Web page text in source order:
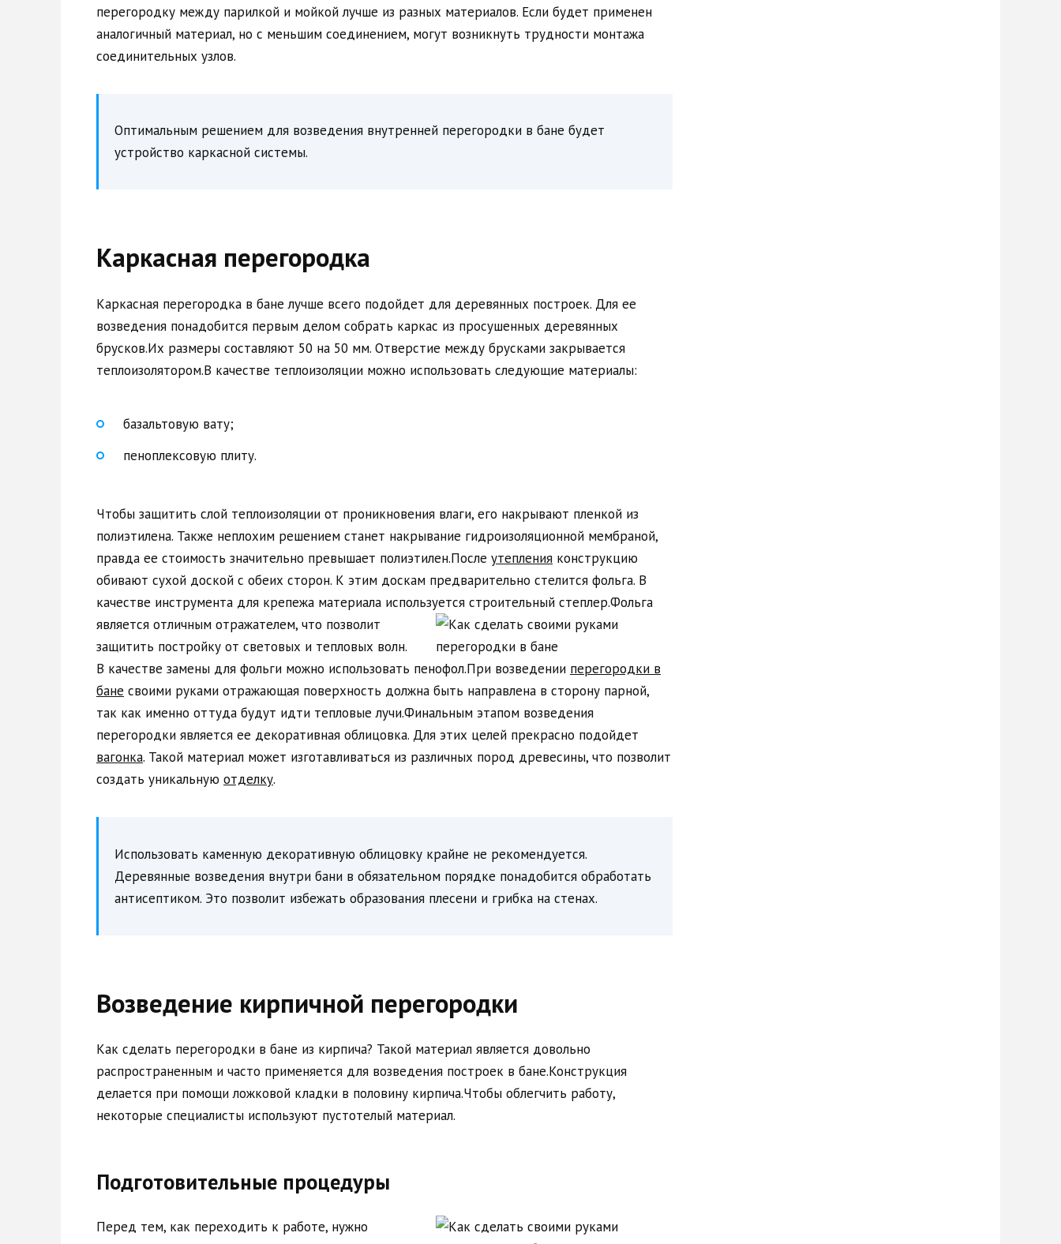
перегородку между парилкой и мойкой лучше из разных материалов. Если будет применен
аналогичный материал, но с меньшим соединением, могут возникнуть трудности монтажа
соединительных узлов.
Оптимальным решением для возведения внутренней перегородки в бане будет
устройство каркасной системы.
Каркасная перегородка
Каркасная перегородка в бане лучше всего подойдет для деревянных построек. Для ее
возведения понадобится первым делом собрать каркас из просушенных деревянных
брусков.Их размеры составляют 50 на 50 мм. Отверстие между брусками закрывается
теплоизолятором.В качестве теплоизоляции можно использовать следующие материалы:
базальтовую вату;
пеноплексовую плиту.
Чтобы защитить слой теплоизоляции от проникновения влаги, его накрывают пленкой из
полиэтилена. Также неплохим решением станет накрывание гидроизоляционной мембраной,
правда ее стоимость значительно превышает полиэтилен.После утепления конструкцию
обивают сухой доской с обеих сторон. К этим доскам предварительно стелится фольга. В
качестве инструмента для крепежа материала используется строительный степлер.Фольга
является отличным отражателем, что позволит
защитить постройку от световых и тепловых волн.
В качестве замены для фольги можно использовать пенофол.При возведении перегородки в
бане своими руками отражающая поверхность должна быть направлена в сторону парной,
так как именно оттуда будут идти тепловые лучи.Финальным этапом возведения
перегородки является ее декоративная облицовка. Для этих целей прекрасно подойдет
вагонка. Такой материал может изготавливаться из различных пород древесины, что позволит
создать уникальную отделку.
Использовать каменную декоративную облицовку крайне не рекомендуется.
Деревянные возведения внутри бани в обязательном порядке понадобится обработать
антисептиком. Это позволит избежать образования плесени и грибка на стенах.
Возведение кирпичной перегородки
Как сделать перегородки в бане из кирпича? Такой материал является довольно
распространенным и часто применяется для возведения построек в бане.Конструкция
делается при помощи ложковой кладки в половину кирпича.Чтобы облегчить работу,
некоторые специалисты используют пустотелый материал.
Подготовительные процедуры
Перед тем, как переходить к работе, нужно